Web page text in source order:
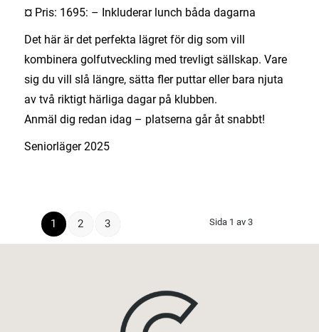
¤ Pris: 1695: – Inkluderar lunch båda dagarna
Det här är det perfekta lägret för dig som vill
kombinera golfutveckling med trevligt sällskap. Vare
sig du vill slå längre, sätta fler puttar eller bara njuta
av två riktigt härliga dagar på klubben.
Anmäl dig redan idag – platserna går åt snabbt!
Seniorläger 2025
Sida 1 av 3
1 2 3